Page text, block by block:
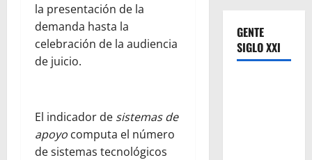
la presentación de la
demanda hasta la
celebración de la audiencia
de juicio.
El indicador de sistemas de
apoyo computa el número
de sistemas tecnológicos
GENTE
SIGLO XXI